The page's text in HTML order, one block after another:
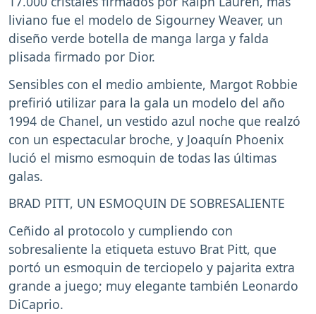
liviano fue el modelo de Sigourney Weaver, un
diseño verde botella de manga larga y falda
plisada firmado por Dior.
Sensibles con el medio ambiente, Margot Robbie
prefirió utilizar para la gala un modelo del año
1994 de Chanel, un vestido azul noche que realzó
con un espectacular broche, y Joaquín Phoenix
lució el mismo esmoquin de todas las últimas
galas.
BRAD PITT, UN ESMOQUIN DE SOBRESALIENTE
Ceñido al protocolo y cumpliendo con
sobresaliente la etiqueta estuvo Brat Pitt, que
portó un esmoquin de terciopelo y pajarita extra
grande a juego; muy elegante también Leonardo
DiCaprio.